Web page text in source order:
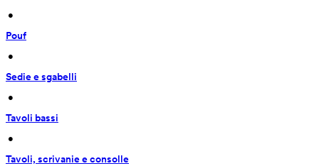
•
Pouf
•
Sedie e sgabelli
•
Tavoli bassi
•
Tavoli, scrivanie e consolle